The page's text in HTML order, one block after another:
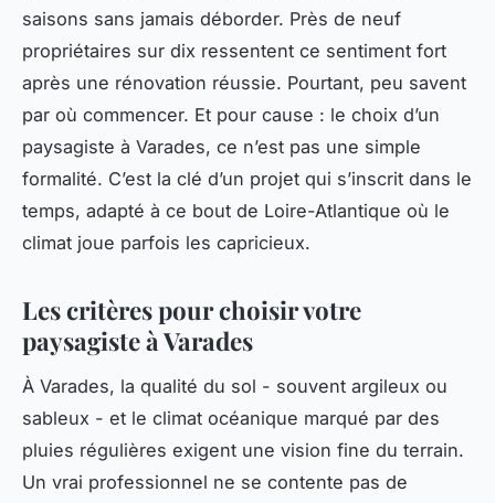
saisons sans jamais déborder. Près de neuf
propriétaires sur dix ressentent ce sentiment fort
après une rénovation réussie. Pourtant, peu savent
par où commencer. Et pour cause : le choix d’un
paysagiste à Varades, ce n’est pas une simple
formalité. C’est la clé d’un projet qui s’inscrit dans le
temps, adapté à ce bout de Loire-Atlantique où le
climat joue parfois les capricieux.
Les critères pour choisir votre
paysagiste à Varades
À Varades, la qualité du sol - souvent argileux ou
sableux - et le climat océanique marqué par des
pluies régulières exigent une vision fine du terrain.
Un vrai professionnel ne se contente pas de